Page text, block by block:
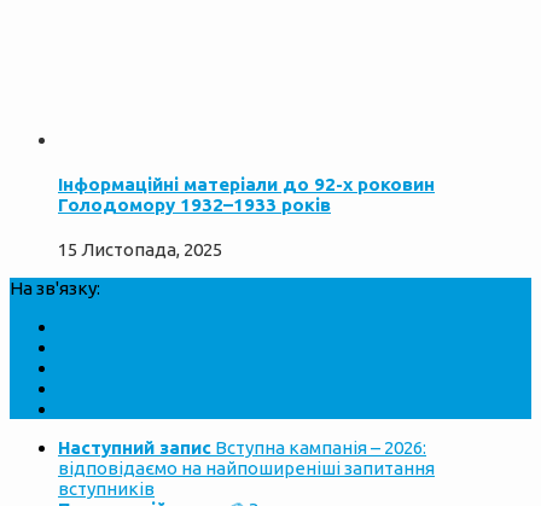
Інформаційні матеріали до 92-х роковин
Голодомору 1932–1933 років
15 Листопада, 2025
На зв'язку:
Наступний запис Вступна кампанія – 2026:
відповідаємо на найпоширеніші запитання
вступників